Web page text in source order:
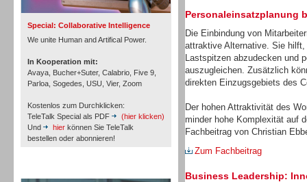
Special: Collaborative Intelligence
We unite Human and Artifical Power.
In Kooperation mit:
Avaya, Bucher+Suter, Calabrio, Five 9,
Parloa, Sogedes, USU, Vier, Zoom
Kostenlos zum Durchklicken:
TeleTalk Special als PDF
(hier klicken)
Und
hier können Sie TeleTalk
bestellen oder abonnieren!
Personaleinsatzplanung
Die Einbindung von
attraktive Alternative. Sie
Lastspitzen abzudecken und
auszugleichen. Zusätzlich
direkten Einzugsgebiets des
Der hohen Attraktivität des
minder hohe Komplexität auf
Fachbeitrag von Christian
Zum Fachbeitrag
Business Leadership: